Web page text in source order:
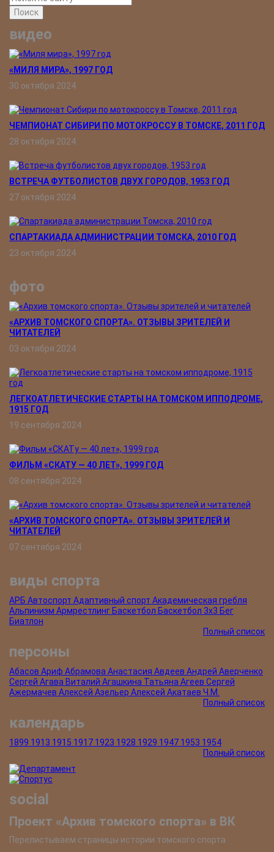
Поиск
видео
«МИЛЯ МИРА», 1997 ГОД
30 октября 2024
ЧЕМПИОНАТ СИБИРИ ПО МОТОКРОССУ В ТОМСКЕ, 2011 ГОД
28 октября 2024
ВСТРЕЧА ФУТБОЛИСТОВ ДВУХ ГОРОДОВ, 1953 ГОД
27 октября 2024
СПАРТАКИАДА АДМИНИСТРАЦИИ ТОМСКА, 2010 ГОД
23 октября 2024
фото
«АРХИВ ТОМСКОГО СПОРТА». ОТЗЫВЫ ЗРИТЕЛЕЙ И
ЧИТАТЕЛЕЙ
03 октября 2024
ЛЕГКОАТЛЕТИЧЕСКИЕ СТАРТЫ НА ТОМСКОМ ИППОДРОМЕ,
1915 ГОД
19 сентября 2024
ФИЛЬМ «СКАТУ ― 40 ЛЕТ», 1999 ГОД
08 сентября 2024
«АРХИВ ТОМСКОГО СПОРТА». ОТЗЫВЫ ЗРИТЕЛЕЙ И
ЧИТАТЕЛЕЙ
07 сентября 2024
виды спорта
АРБ Автоспорт Адаптивный спорт Академическая гребля
Альпинизм Армрестлинг Баскетбол Баскетбол 3х3 Бег
Биатлон
Полный список
персоны
Абасов Ариф Абрамова Анастасия Авдеев Андрей Аверченко
Сергей Агава Виталий Агашкина Татьяна Агеев Сергей
Ажермачев Алексей Азельер Алексей Акатаев Ч.М.
Полный список
календарь
1899 1913 1915 1917 1923 1928 1929 1947 1953 1954
Полный список
social
Проект «Архив томского спорта» в ВК
Перелистываем страницы истории томского спорта